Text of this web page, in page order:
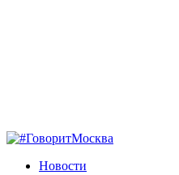
Новости